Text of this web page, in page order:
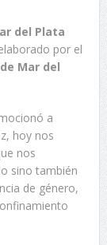
del Plata
por el
Mar del
a
hoy nos
nos
sino también
de género,